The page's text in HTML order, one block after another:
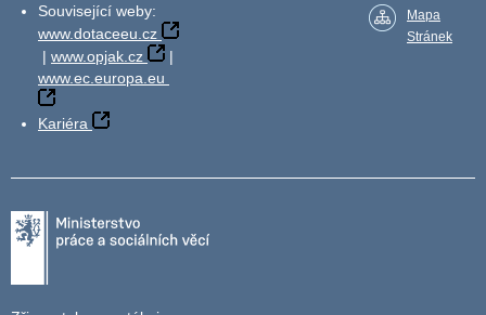
Související weby:
www.dotaceeu.cz
| www.opjak.cz
|
www.ec.europa.eu
Kariéra
Mapa
Stránek